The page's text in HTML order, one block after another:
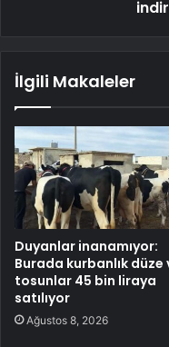
İlgili Makaleler
Duyanlar inanamıyor:
Burada kurbanlık düze
tosunlar 45 bin liraya
satılıyor
Ağustos 8, 2026